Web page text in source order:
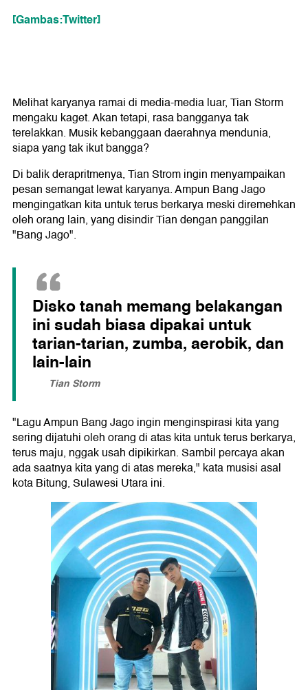
[Gambas:Twitter]
Melihat karyanya ramai di media-media luar, Tian Storm
mengaku kaget. Akan tetapi, rasa bangganya tak
terelakkan. Musik kebanggaan daerahnya mendunia,
siapa yang tak ikut bangga?
Di balik derapritmenya, Tian Strom ingin menyampaikan
pesan semangat lewat karyanya. Ampun Bang Jago
mengingatkan kita untuk terus berkarya meski diremehkan
oleh orang lain, yang disindir Tian dengan panggilan
"Bang Jago".
Disko tanah memang belakangan
ini sudah biasa dipakai untuk
tarian-tarian, zumba, aerobik, dan
lain-lain
Tian Storm
"Lagu Ampun Bang Jago ingin menginspirasi kita yang
sering dijatuhi oleh orang di atas kita untuk terus berkarya,
terus maju, nggak usah dipikirkan. Sambil percaya akan
ada saatnya kita yang di atas mereka," kata musisi asal
kota Bitung, Sulawesi Utara ini.